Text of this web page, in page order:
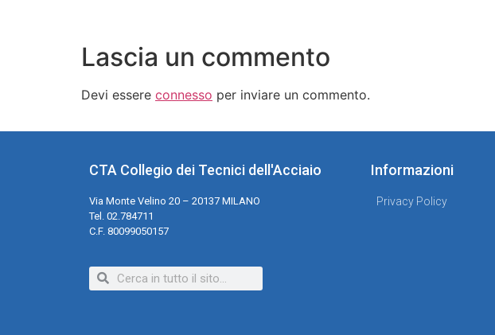
Lascia un commento
Devi essere connesso per inviare un commento.
CTA Collegio dei Tecnici dell'Acciaio
Via Monte Velino 20 – 20137 MILANO
Tel. 02.784711
C.F. 80099050157
Informazioni
Privacy Policy